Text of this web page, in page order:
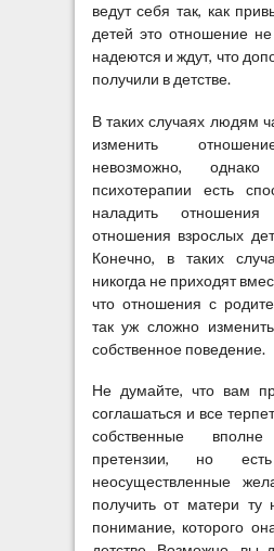
ведут себя так, как
детей это отношение
надеются и ждут, что
получили в детстве.
В таких случаях людям
изменить
невозможно,
психотерапии есть
наладить
отношения взрослых
Конечно, в таких
никогда не приходят
что отношения с
так уж сложно
собственное поведение.
Не думайте, что вам
соглашаться и все
собственные вполне
претензии, но
неосуществленные
получить от матери ту
понимание, которого